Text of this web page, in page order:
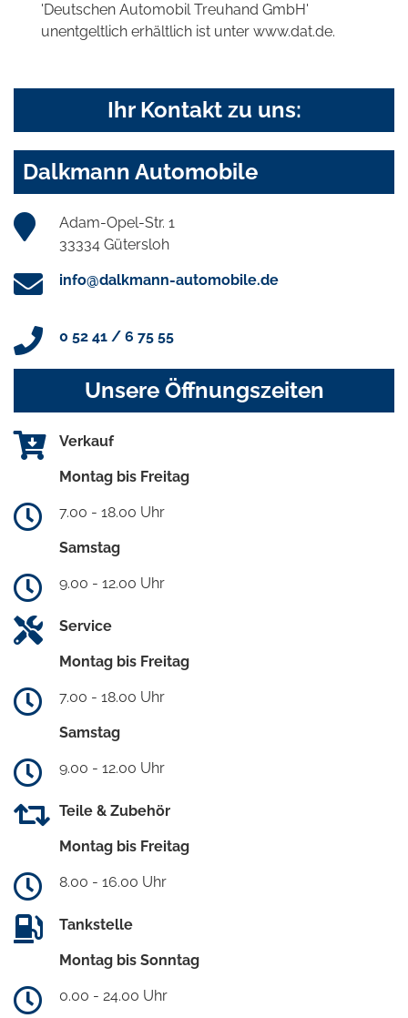
'Deutschen Automobil Treuhand GmbH'
unentgeltlich erhältlich ist unter www.dat.de.
Ihr Kontakt zu uns:
Dalkmann Automobile
Adam-Opel-Str. 1
33334 Gütersloh
info@dalkmann-automobile.de
0 52 41 / 6 75 55
Unsere Öffnungszeiten
Verkauf
Montag bis Freitag
7.00 - 18.00 Uhr
Samstag
9.00 - 12.00 Uhr
Service
Montag bis Freitag
7.00 - 18.00 Uhr
Samstag
9.00 - 12.00 Uhr
Teile & Zubehör
Montag bis Freitag
8.00 - 16.00 Uhr
Tankstelle
Montag bis Sonntag
0.00 - 24.00 Uhr